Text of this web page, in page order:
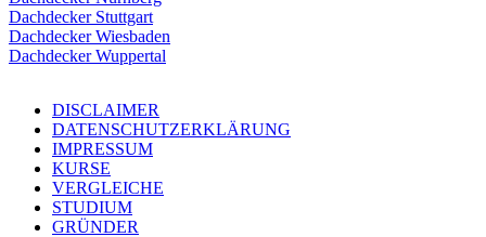
Dachdecker Stuttgart
Dachdecker Wiesbaden
Dachdecker Wuppertal
DISCLAIMER
DATENSCHUTZERKLÄRUNG
IMPRESSUM
KURSE
VERGLEICHE
STUDIUM
GRÜNDER